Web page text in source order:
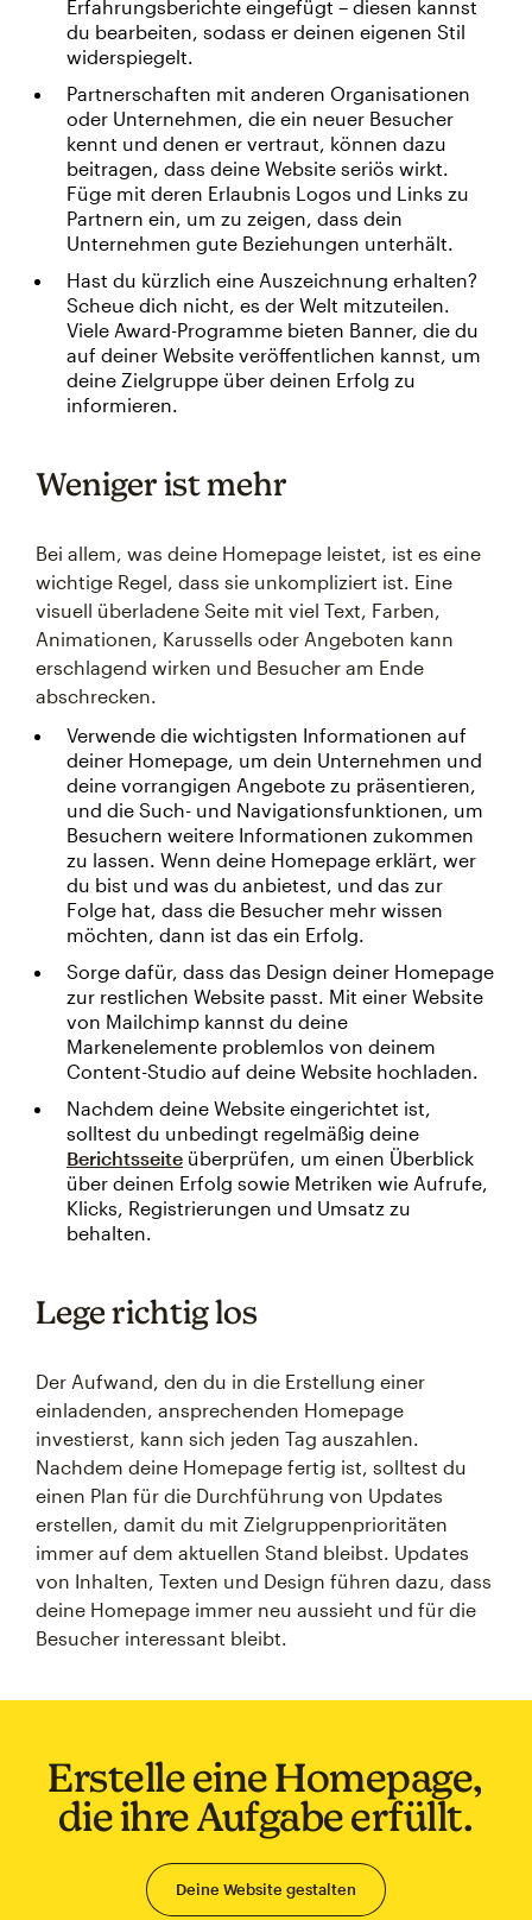
Erfahrungsberichte eingefügt – diesen kannst
du bearbeiten, sodass er deinen eigenen Stil
widerspiegelt.
Partnerschaften mit anderen Organisationen
oder Unternehmen, die ein neuer Besucher
kennt und denen er vertraut, können dazu
beitragen, dass deine Website seriös wirkt.
Füge mit deren Erlaubnis Logos und Links zu
Partnern ein, um zu zeigen, dass dein
Unternehmen gute Beziehungen unterhält.
Hast du kürzlich eine Auszeichnung erhalten?
Scheue dich nicht, es der Welt mitzuteilen.
Viele Award-Programme bieten Banner, die du
auf deiner Website veröffentlichen kannst, um
deine Zielgruppe über deinen Erfolg zu
informieren.
Weniger ist mehr
Bei allem, was deine Homepage leistet, ist es eine
wichtige Regel, dass sie unkompliziert ist. Eine
visuell überladene Seite mit viel Text, Farben,
Animationen, Karussells oder Angeboten kann
erschlagend wirken und Besucher am Ende
abschrecken.
Verwende die wichtigsten Informationen auf
deiner Homepage, um dein Unternehmen und
deine vorrangigen Angebote zu präsentieren,
und die Such- und Navigationsfunktionen, um
Besuchern weitere Informationen zukommen
zu lassen. Wenn deine Homepage erklärt, wer
du bist und was du anbietest, und das zur
Folge hat, dass die Besucher mehr wissen
möchten, dann ist das ein Erfolg.
Sorge dafür, dass das Design deiner Homepage
zur restlichen Website passt. Mit einer Website
von Mailchimp kannst du deine
Markenelemente problemlos von deinem
Content-Studio auf deine Website hochladen.
Nachdem deine Website eingerichtet ist,
solltest du unbedingt regelmäßig deine
Berichtsseite überprüfen, um einen Überblick
über deinen Erfolg sowie Metriken wie Aufrufe,
Klicks, Registrierungen und Umsatz zu
behalten.
Lege richtig los
Der Aufwand, den du in die Erstellung einer
einladenden, ansprechenden Homepage
investierst, kann sich jeden Tag auszahlen.
Nachdem deine Homepage fertig ist, solltest du
einen Plan für die Durchführung von Updates
erstellen, damit du mit Zielgruppenprioritäten
immer auf dem aktuellen Stand bleibst. Updates
von Inhalten, Texten und Design führen dazu, dass
deine Homepage immer neu aussieht und für die
Besucher interessant bleibt.
Erstelle eine Homepage,
die ihre Aufgabe erfüllt.
Deine Website gestalten